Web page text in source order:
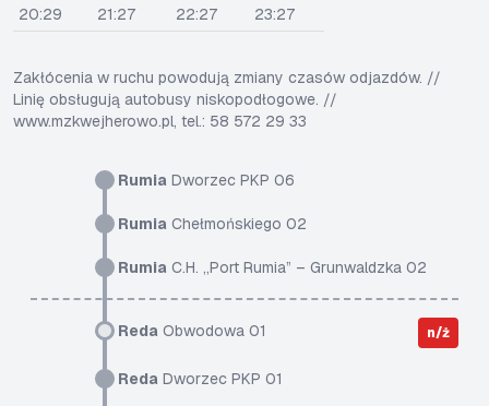
Rumia Dworzec PKP 06
Rumia Chełmońskiego 02
Rumia C.H. „Port Rumia” – Grunwaldzka 02
Reda Obwodowa 01 n/ż
Reda Dworzec PKP 01
20:29
21:27 22:27 23:27
Zakłócenia w ruchu powodują zmiany czasów odjazdów. //
Linię obsługują autobusy niskopodłogowe. //
www.mzkwejherowo.pl, tel.: 58 572 29 33